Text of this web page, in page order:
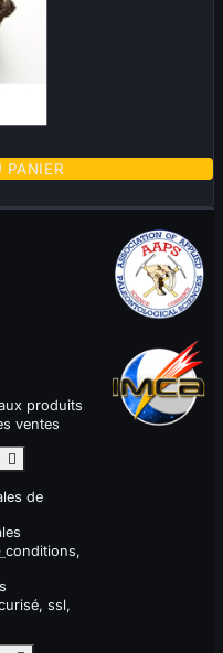
PANIER
produits
ventes

de
conditions,
ssl,